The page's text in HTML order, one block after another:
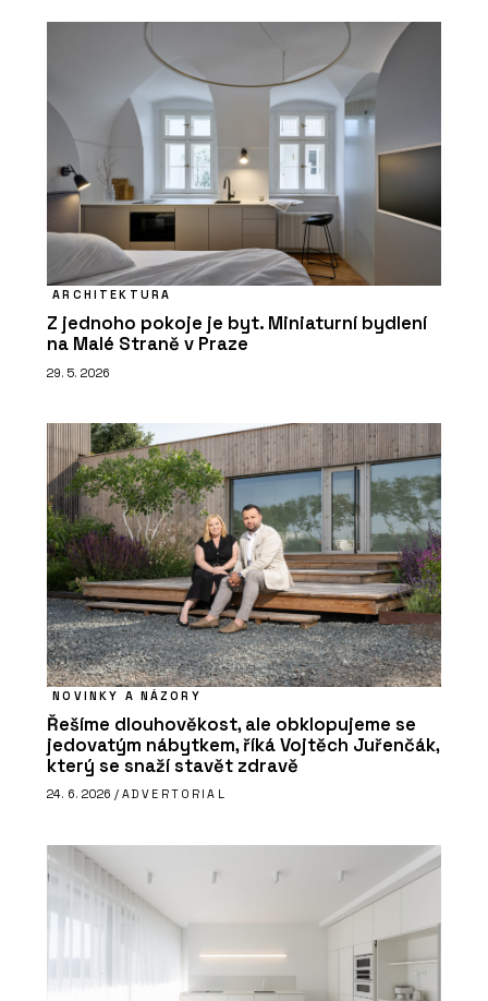
ARCHITEKTURA
Z jednoho pokoje je byt. Miniaturní bydlení
na Malé Straně v Praze
29. 5. 2026
NOVINKY A NÁZORY
Řešíme dlouhověkost, ale obklopujeme se
jedovatým nábytkem, říká Vojtěch Juřenčák,
který se snaží stavět zdravě
24. 6. 2026 / ADVERTORIAL